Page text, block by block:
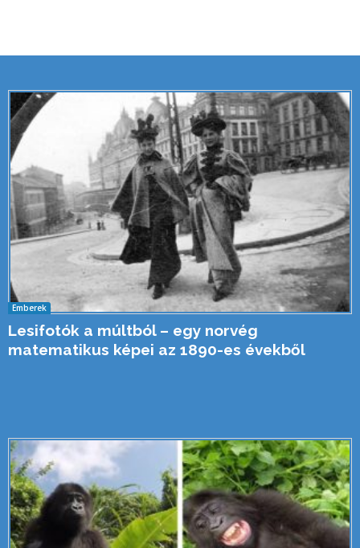
Emberek
Lesifotók a múltból – egy norvég
matematikus képei az 1890-es évekből